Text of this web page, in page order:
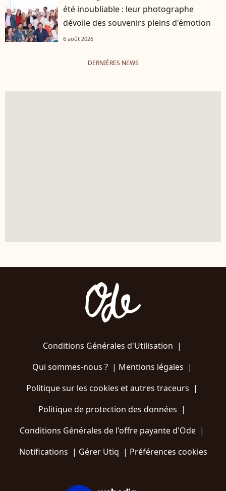
été inoubliable : leur photographe
dévoile des souvenirs pleins d'émotion
6 août 2026
DERNIÈRES NEWS
Conditions Générales d'Utilisation |
Qui sommes-nous ?| Mentions légales |
Politique sur les cookies et autres traceurs |
Politique de protection des données |
Conditions Générales de l'offre payante d'Ode |
Notifications | Gérer Utiq | Préférences cookies